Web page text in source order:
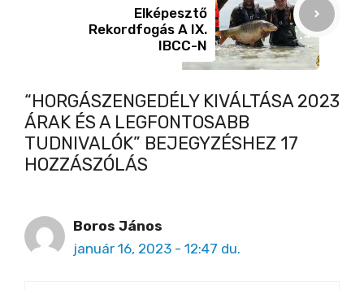
Elképesztő
Rekordfogás A IX.
IBCC-N
“HORGÁSZENGEDÉLY KIVÁLTÁSA 2023
ÁRAK ÉS A LEGFONTOSABB
TUDNIVALÓK” BEJEGYZÉSHEZ 17
HOZZÁSZÓLÁS
Boros János
január 16, 2023 - 12:47 du.